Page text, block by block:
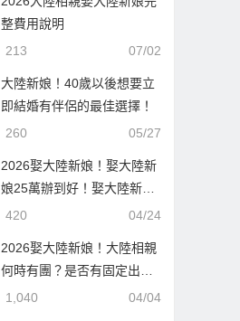
整費用說明
07/02
213
大陸新娘！40歲以後想要立
即結婚有伴侶的最佳選擇！
05/27
260
2026娶大陸新娘！娶大陸新
娘25萬辦到好！娶大陸新娘
隨便也要60萬！到底差在哪
04/24
420
2026娶大陸新娘！大陸相親
何時有團？是否有固定出團
日期？
04/04
1,040